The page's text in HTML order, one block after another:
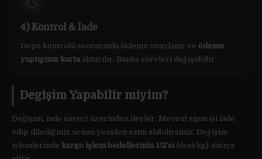
4) Kontrol & İade
Depo kontrolü sonrasında iadeniz onaylanır ve ödeme
yaptığınız karta aktarılır. Banka süreleri değişebilir.
Değişim Yapabilir miyim?
Değişim, iade süreci üzerinden ilerler. Mevcut siparişi iade
edip dilediğiniz ürünü yeniden satın alabilirsiniz. Değişim
işlemlerinde kargo işlem bedellerinin 1/2’si(desi/kg) alıcıya